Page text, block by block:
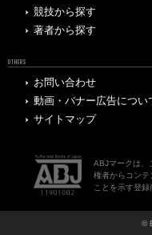
競技から探す
著者から探す
OTHERS
お問い合わせ
動画・バナー広告につい
サイトマップ
ABJマークは、
権者からコンテ
ことを示す登
©